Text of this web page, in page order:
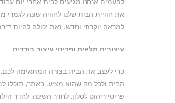
את חוויית הבית שלנו לחוויה שונה לגמרי
למראה יוקרתי וחדש. זאת יכולה להיות
עיצובים מלאים ופריטי עיצוב בודדים
כדי לעצב את הבית בצורה המתאימה לכם,
הבית ולכל מה שהוא מציע. באתר, תוכלו
פריטי ריהוט לסלון, לחדר השינה, לחדר